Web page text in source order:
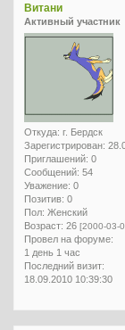
Витани
Активный участник
Откуда: г. Бердск
Зарегистрирован:
Приглашений: 0
Сообщений: 54
Уважение: 0
Позитив: 0
Пол: Женский
Возраст: 26 [2000-03-
Провел на форуме:
1 день 1 час
Последний визит:
18.09.2010 10:39:30